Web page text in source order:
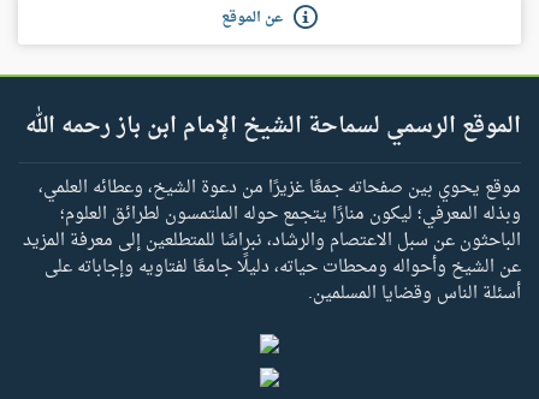
عن الموقع
الموقع الرسمي لسماحة الشيخ الإمام ابن باز رحمه الله
موقع يحوي بين صفحاته جمعًا غزيرًا من دعوة الشيخ، وعطائه العلمي،
وبذله المعرفي؛ ليكون منارًا يتجمع حوله الملتمسون لطرائق العلوم؛
الباحثون عن سبل الاعتصام والرشاد، نبراسًا للمتطلعين إلى معرفة المزيد
عن الشيخ وأحواله ومحطات حياته، دليلًا جامعًا لفتاويه وإجاباته على
أسئلة الناس وقضايا المسلمين.